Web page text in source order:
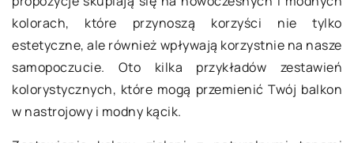
kolorach, które przynoszą korzyści nie tylko
estetyczne, ale również wpływają korzystnie na nasze
samopoczucie. Oto kilka przykładów zestawień
kolorystycznych, które mogą przemienić Twój balkon
w nastrojowy i modny kącik.